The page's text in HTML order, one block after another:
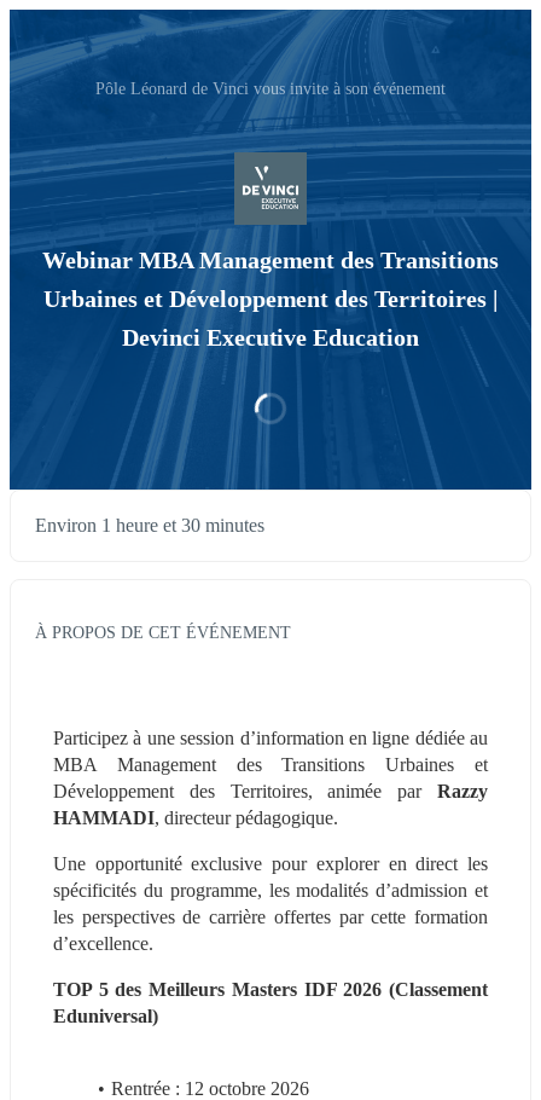
Pôle Léonard de Vinci vous invite à son événement
Webinar MBA Management des Transitions
Urbaines et Développement des Territoires |
Devinci Executive Education
Environ 1 heure et 30 minutes
À PROPOS DE CET ÉVÉNEMENT
Participez à une session d’information en ligne dédiée au
MBA Management des Transitions Urbaines et
Développement des Territoires, animée par Razzy
HAMMADI, directeur pédagogique.
Une opportunité exclusive pour explorer en direct les
spécificités du programme, les modalités d’admission et
les perspectives de carrière offertes par cette formation
d’excellence.
TOP 5 des Meilleurs Masters IDF 2026 (Classement
Eduniversal)
Rentrée : 12 octobre 2026